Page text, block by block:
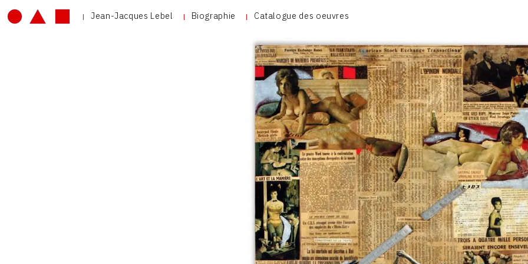
Jean-Jacques Lebel Biographie Catalogue des oeuvres
VOL.2: PEINTURE / DESSIN / COLLAGES / OEUVRE
VOL.3: SCULPTURES
CONTACT